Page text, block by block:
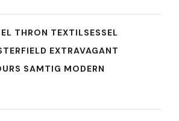
THRON TEXTILSESSEL
EXTRAVAGANT
SAMTIG MODERN